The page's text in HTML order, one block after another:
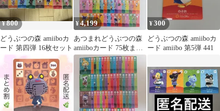
¥800
どうぶつの森 amiiboカ
ード 第四弾 16枚セット
¥4,199
あつまれどうぶつの森
amiiboカード 75枚まと
め売り
¥300
どうぶつの森 amiiboカ
ード amiibo 第5弾 441